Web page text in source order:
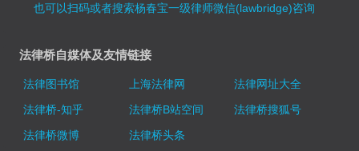
也可以扫码或者搜索杨春宝一级律师微信(lawbridge)咨询
法律桥自媒体及友情链接
法律图书馆 上海法律网
法律网址大全
法律桥-知乎
法律桥B站空间
法律桥搜狐号
法律桥微博
法律桥头条